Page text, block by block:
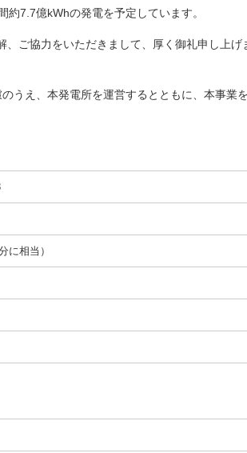
7.7億kWhの発電を予定しています。
ご協力をいただきまして、厚く御礼申し上げ
うえ、本発電所を運営するとともに、本事業
に相当）